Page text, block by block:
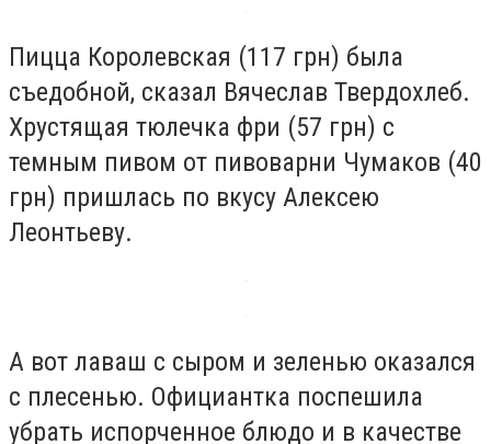
Пицца Королевская (117 грн) была
съедобной, сказал Вячеслав Твердохлеб.
Хрустящая тюлечка фри (57 грн) с
темным пивом от пивоварни Чумаков (40
грн) пришлась по вкусу Алексею
Леонтьеву.
А вот лаваш с сыром и зеленью оказался
с плесенью. Официантка поспешила
убрать испорченное блюдо и в качестве